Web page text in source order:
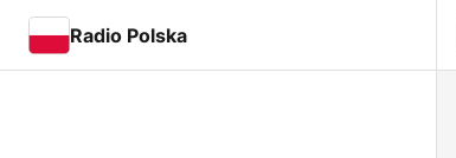
Radio Polska